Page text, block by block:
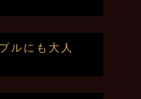
ルにも大人